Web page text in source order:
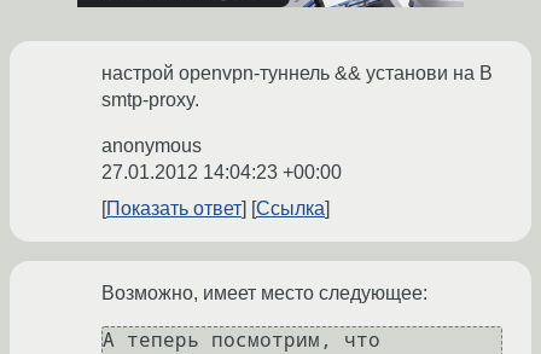
настрой openvpn-туннель && установи на B
smtp-proxy.
anonymous
27.01.2012 14:04:23 +00:00
Показать ответ
Ссылка
Возможно, имеет место следующее:
А теперь посмотрим, что